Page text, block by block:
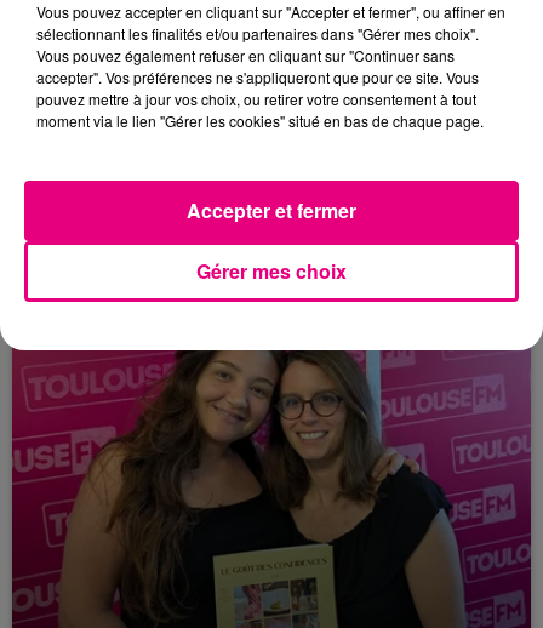
21 juillet 2026
Affaire Jubillar : le procès en appel
Vous pouvez accepter en cliquant sur "Accepter et fermer", ou affiner en
sélectionnant les finalités et/ou partenaires dans "Gérer mes choix".
Vous pouvez également refuser en cliquant sur "Continuer sans
accepter". Vos préférences ne s'appliqueront que pour ce site. Vous
pouvez mettre à jour vos choix, ou retirer votre consentement à tout
moment via le lien "Gérer les cookies" situé en bas de chaque page.
Gérer mes choix
Accepter et fermer